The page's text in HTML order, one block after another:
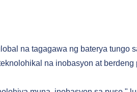
na tagagawa ng baterya tungo
na inobasyon at berdeng